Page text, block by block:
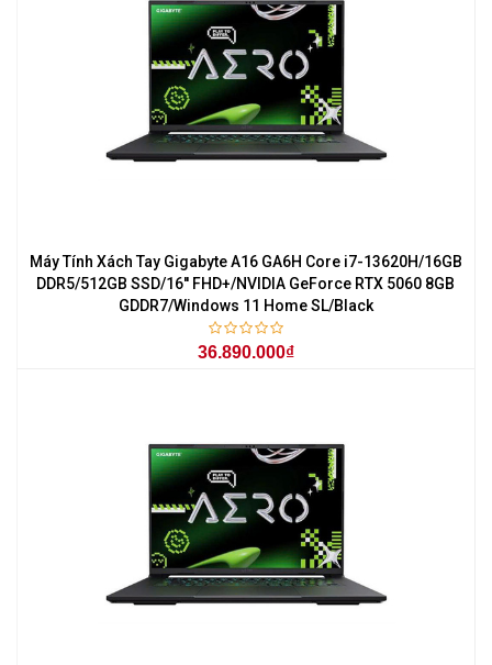
Máy Tính Xách Tay Gigabyte A16 GA6H Core i7-13620H/16GB
DDR5/512GB SSD/16'' FHD+/NVIDIA GeForce RTX 5060 8GB
GDDR7/Windows 11 Home SL/Black
36.890.000₫